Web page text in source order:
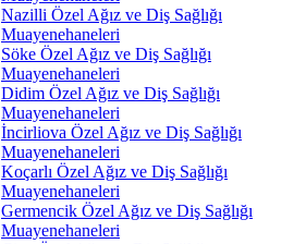
Nazilli Özel Ağız ve Diş Sağlığı
Muayenehaneleri
Söke Özel Ağız ve Diş Sağlığı
Muayenehaneleri
Didim Özel Ağız ve Diş Sağlığı
Muayenehaneleri
İncirliova Özel Ağız ve Diş Sağlığı
Muayenehaneleri
Koçarlı Özel Ağız ve Diş Sağlığı
Muayenehaneleri
Germencik Özel Ağız ve Diş Sağlığı
Muayenehaneleri